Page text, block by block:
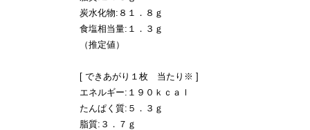
炭水化物:８１．８ｇ
食塩相当量:１．３ｇ
（推定値）
[ できあがり１枚 当たり※ ]
エネルギー:１９０ｋｃａｌ
たんぱく質:５．３ｇ
脂質:３．７ｇ